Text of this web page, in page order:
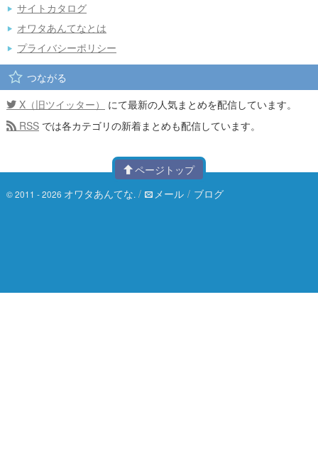
サイトカタログ
オワタあんてなとは
プライバシーポリシー
つながる
X（旧ツイッター）
にて最新の人気まとめを配信しています。
RSS では各カテゴリの新着まとめも配信しています。
ページトップ
© 2011 - 2026 オワタあんてな. / メール / ブログ